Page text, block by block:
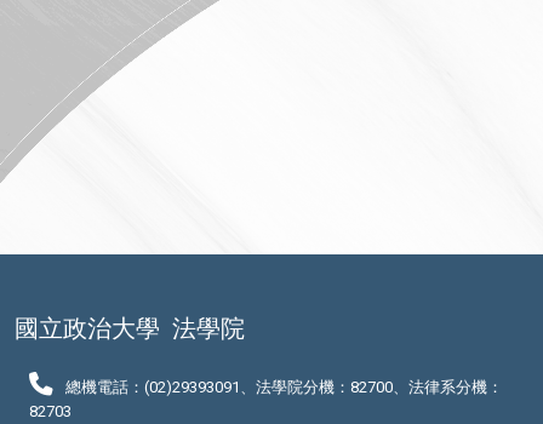
國立政治大學 法學院
總機電話：(02)29393091、法學院分機：82700、法律系分機：
82703